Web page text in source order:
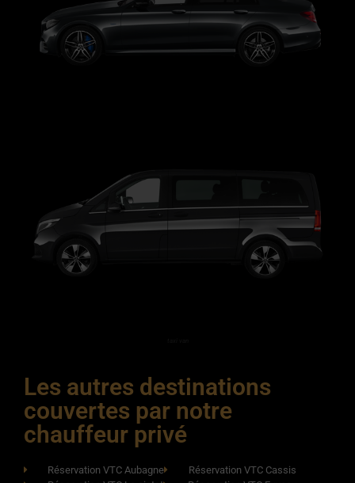
Les autres destinations
couvertes par notre
chauffeur privé
Réservation VTC Aubagne
Réservation VTC Cassis